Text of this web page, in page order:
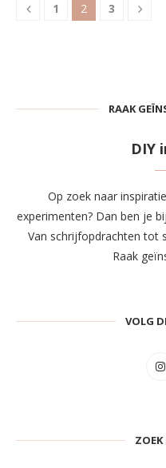
1 2 3
RAAK
DIY
Op zoek naar
experimenten? Dan ben je
Van schrijfopdrachten tot
Raak
VOLG
ZOEK